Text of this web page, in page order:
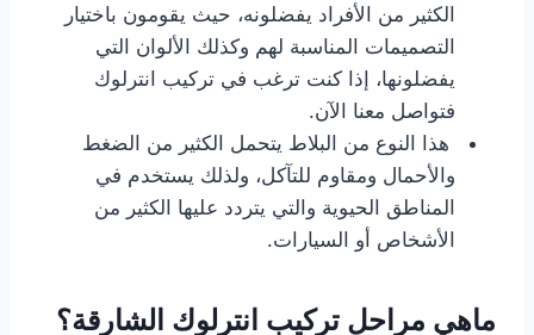
الكثير من الأفراد يفضلونه، حيث يقومون باختيار
التصميمات المناسبة لهم وكذلك الألوان التي
يفضلونها، إذا كنت ترغب في تركيب انترلوك
فتواصل معنا الآن.
هذا النوع من البلاط يتحمل الكثير من الضغط
والأحمال ومقاوم للتآكل، ولذلك يستخدم في
المناطق الحيوية والتي يتردد عليها الكثير من
الأشخاص أو السيارات.
ماهي مراحل تركيب انترلوك الشارقة؟